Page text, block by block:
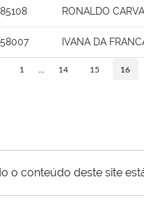
RONALDO
IVANA DA
1 14 15 16
o conteúdo deste site